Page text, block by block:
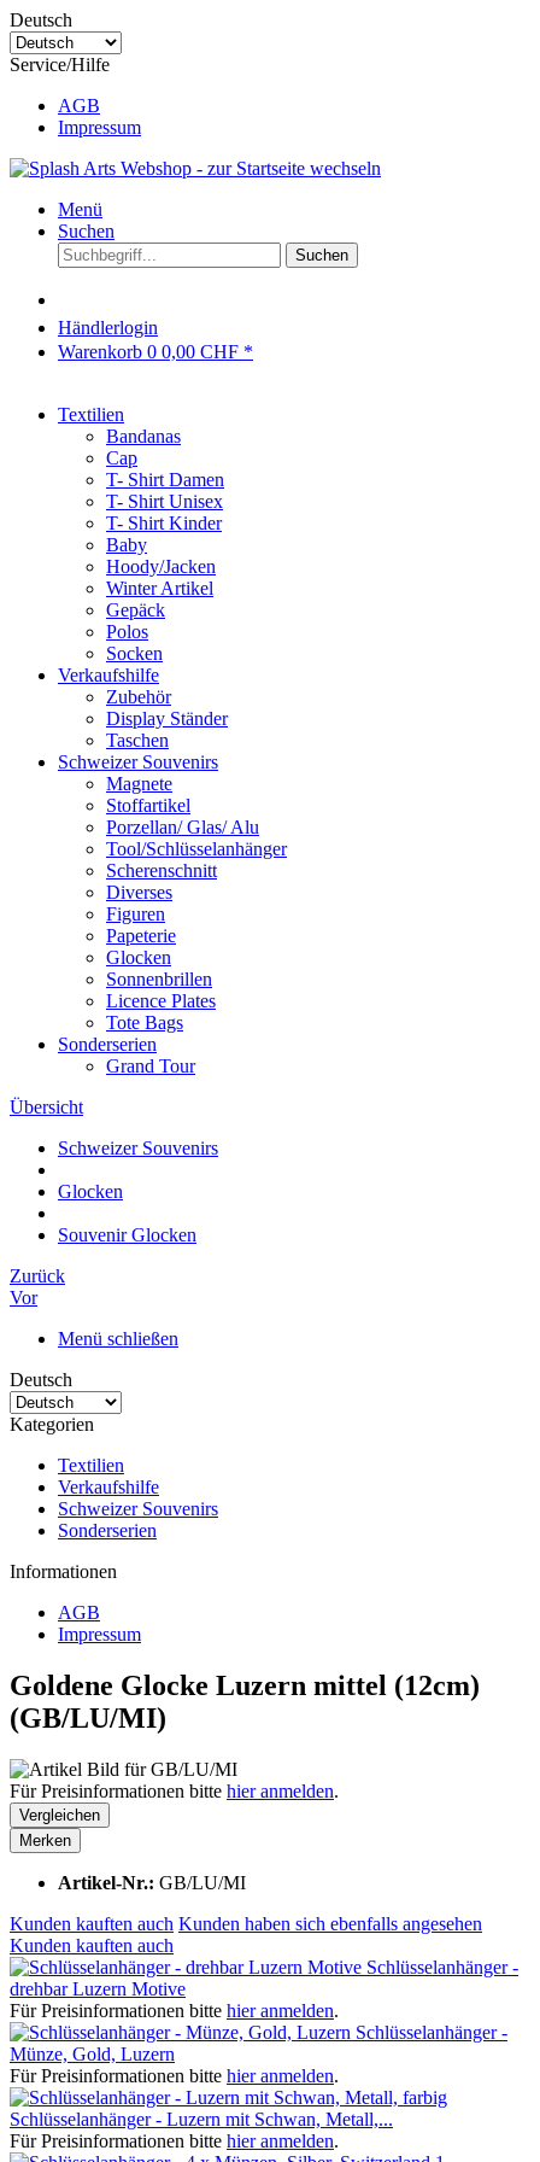
Deutsch
Service/Hilfe
AGB
Impressum
Menü
Suchen
Suchen
Händlerlogin
Warenkorb 0 0,00 CHF *
Textilien
Bandanas
Cap
T- Shirt Damen
T- Shirt Unisex
T- Shirt Kinder
Baby
Hoody/Jacken
Winter Artikel
Gepäck
Polos
Socken
Verkaufshilfe
Zubehör
Display Ständer
Taschen
Schweizer Souvenirs
Magnete
Stoffartikel
Porzellan/ Glas/ Alu
Tool/Schlüsselanhänger
Scherenschnitt
Diverses
Figuren
Papeterie
Glocken
Sonnenbrillen
Licence Plates
Tote Bags
Sonderserien
Grand Tour
Übersicht
Schweizer Souvenirs
Glocken
Souvenir Glocken
Zurück
Vor
Menü schließen
Deutsch
Kategorien
Textilien
Verkaufshilfe
Schweizer Souvenirs
Sonderserien
Informationen
AGB
Impressum
Goldene Glocke Luzern mittel (12cm)
(GB/LU/MI)
Für Preisinformationen bitte hier anmelden.
Vergleichen
Merken
Artikel-Nr.: GB/LU/MI
Kunden kauften auch Kunden haben sich ebenfalls angesehen
Kunden kauften auch
Schlüsselanhänger -
drehbar Luzern Motive
Für Preisinformationen bitte hier anmelden.
Schlüsselanhänger -
Münze, Gold, Luzern
Für Preisinformationen bitte hier anmelden.
Schlüsselanhänger - Luzern mit Schwan, Metall,...
Für Preisinformationen bitte hier anmelden.